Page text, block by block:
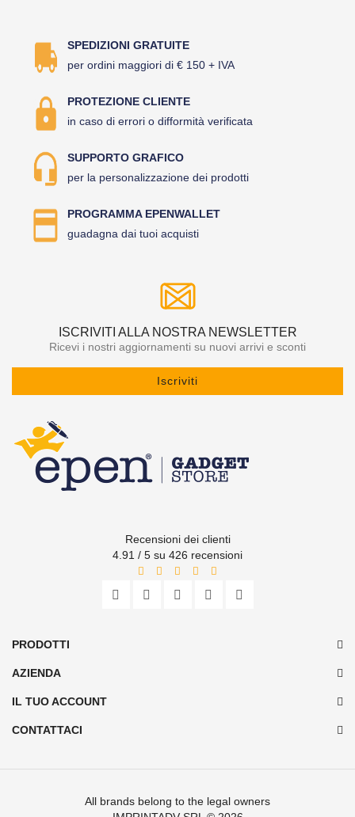
SPEDIZIONI GRATUITE
per ordini maggiori di € 150 + IVA
PROTEZIONE CLIENTE
in caso di errori o difformità verificata
SUPPORTO GRAFICO
per la personalizzazione dei prodotti
PROGRAMMA EPENWALLET
guadagna dai tuoi acquisti
ISCRIVITI ALLA NOSTRA NEWSLETTER
Ricevi i nostri aggiornamenti su nuovi arrivi e sconti
Iscriviti
Recensioni dei clienti
4.91 / 5 su 426 recensioni
PRODOTTI
AZIENDA
IL TUO ACCOUNT
CONTATTACI
All brands belong to the legal owners